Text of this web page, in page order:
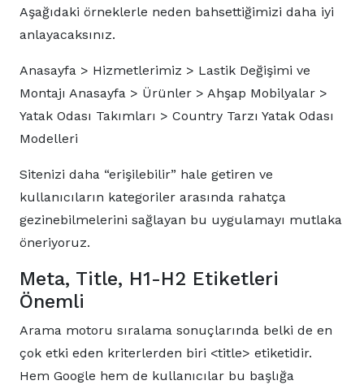
Aşağıdaki örneklerle neden bahsettiğimizi daha iyi
anlayacaksınız.
Anasayfa > Hizmetlerimiz > Lastik Değişimi ve
Montajı Anasayfa > Ürünler > Ahşap Mobilyalar >
Yatak Odası Takımları > Country Tarzı Yatak Odası
Modelleri
Sitenizi daha “erişilebilir” hale getiren ve
kullanıcıların kategoriler arasında rahatça
gezinebilmelerini sağlayan bu uygulamayı mutlaka
öneriyoruz.
Meta, Title, H1-H2 Etiketleri
Önemli
Arama motoru sıralama sonuçlarında belki de en
çok etki eden kriterlerden biri <title> etiketidir.
Hem Google hem de kullanıcılar bu başlığa